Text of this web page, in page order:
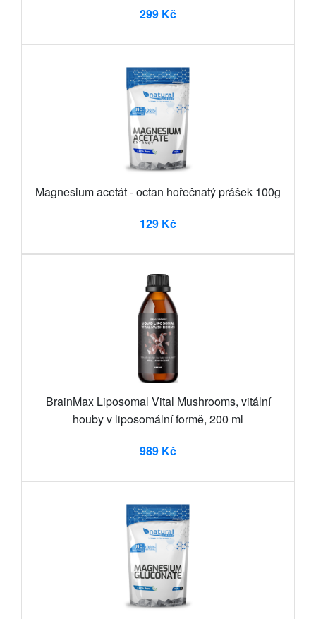
299 Kč
Magnesium acetát - octan hořečnatý prášek 100g
129 Kč
BrainMax Liposomal Vital Mushrooms, vitální
houby v liposomální formě, 200 ml
989 Kč